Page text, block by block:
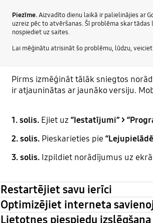
Piezīme.Aizvadīto dienu laikā ir palielinājies ar
uzreiz pēc to atvēršanas. Šī problēma skar
nospiediet uz saites.
Lai mēģinātu atrisināt šo problēmu, lūdzu,
Pirms izmēģināt tālāk sniegtos
ir atjauninātas ar jaunāko versiju.
1. solis.Ejiet uz “Iestatījumi” >
2. solis. Pieskarieties pie
3. solis. Izpildiet norādījumus uz
Restartējiet savu ierīci
Optimizējiet interneta
Lietotnes piespiedu izslēgšana